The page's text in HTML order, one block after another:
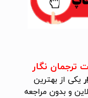
ترجمان نگار
یکی از بهترین
و بدون مراجعه